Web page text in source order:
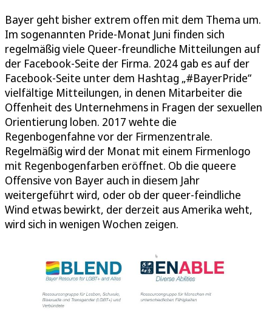
Bayer geht bisher extrem offen mit dem Thema um.
Im sogenannten Pride-Monat Juni finden sich
regelmäßig viele Queer-freundliche Mitteilungen auf
der Facebook-Seite der Firma. 2024 gab es auf der
Facebook-Seite unter dem Hashtag „#BayerPride“
vielfältige Mitteilungen, in denen Mitarbeiter die
Offenheit des Unternehmens in Fragen der sexuellen
Orientierung loben. 2017 wehte die
Regenbogenfahne vor der Firmenzentrale.
Regelmäßig wird der Monat mit einem Firmenlogo
mit Regenbogenfarben eröffnet. Ob die queere
Offensive von Bayer auch in diesem Jahr
weitergeführt wird, oder ob der queer-feindliche
Wind etwas bewirkt, der derzeit aus Amerika weht,
wird sich in wenigen Wochen zeigen.